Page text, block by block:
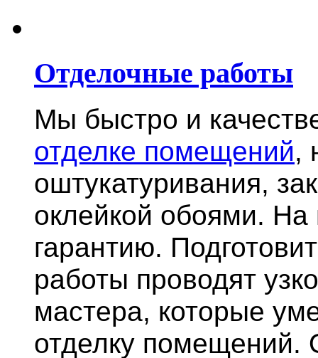
Отделочные работы
Мы быстро и
отделке помещений,
оштукатуривания,
оклейкой обоями.
гарантию.
работы проводят
мастера, которые
отделку помещений.